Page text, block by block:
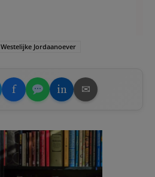
Westelijke Jordaanoever
f in ✉